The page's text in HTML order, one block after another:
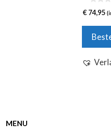
0
v
5
€ 74,95
MENU